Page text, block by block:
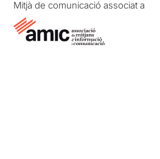
Mitjà de comunicació associat a